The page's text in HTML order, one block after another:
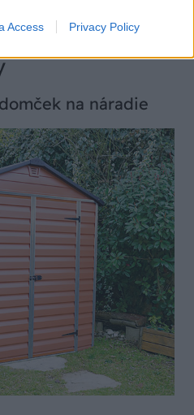
Access Privacy Policy
na náradie